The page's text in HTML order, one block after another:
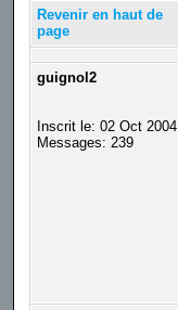
Revenir en haut de
page
guignol2
Inscrit le: 02 Oct 2004
Messages: 239